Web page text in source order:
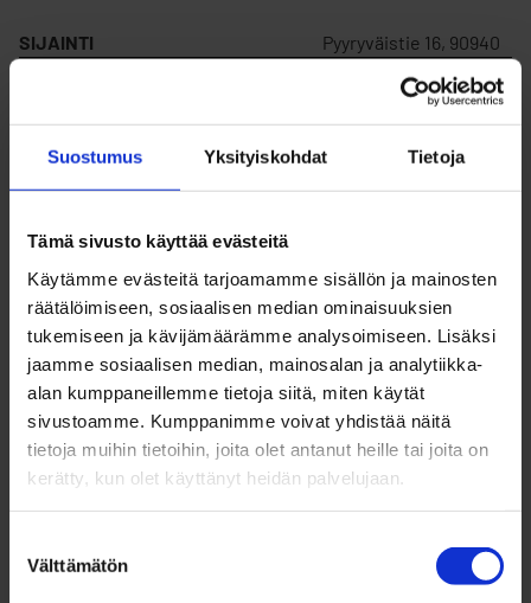
Suostumus Yksityiskohdat Tietoja
Tämä sivusto käyttää evästeitä
Käytämme evästeitä tarjoamamme sisällön ja mainosten
räätälöimiseen, sosiaalisen median ominaisuuksien
tukemiseen ja kävijämäärämme analysoimiseen. Lisäksi
jaamme sosiaalisen median, mainosalan ja analytiikka-
alan kumppaneillemme tietoja siitä, miten käytät
sivustoamme. Kumppanimme voivat yhdistää näitä
tietoja muihin tietoihin, joita olet antanut heille tai joita on
kerätty, kun olet käyttänyt heidän palvelujaan.
valinta
Välttämätön
SIJAINTI Pyyryväistie 16, 90940
MYYDÄÄN Ei
VUOKRATAAN Kyllä
KORTTELIN NUMERO 2
TONTIN NUMERO 123
RAKENNUSOIKEUS
Kari Viik, p. 040 575 8082